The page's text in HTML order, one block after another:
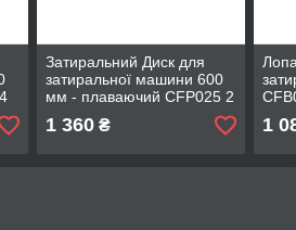
Затиральний Диск для
затиральної машини 600
мм - плаваючий CFP025 2
мм. 4 кріплення
1 360₴
-
1